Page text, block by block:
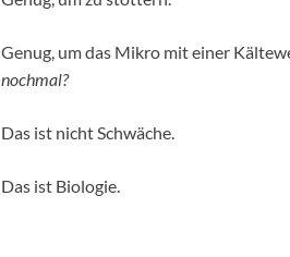
Genug, um das Mikro mit einer
nochmal?
Das ist nicht Schwäche.
Das ist Biologie.